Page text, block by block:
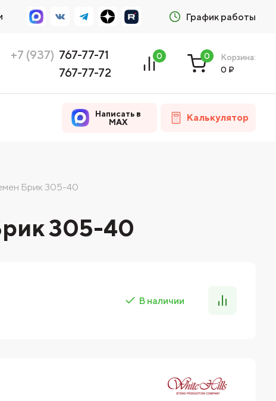
График работы
+7 (937) 767-77-71
767-77-72
0 0
Корзина:
0 ₽
Написать в
MAX
Калькулятор
Брик 305-40
305-40
В наличии